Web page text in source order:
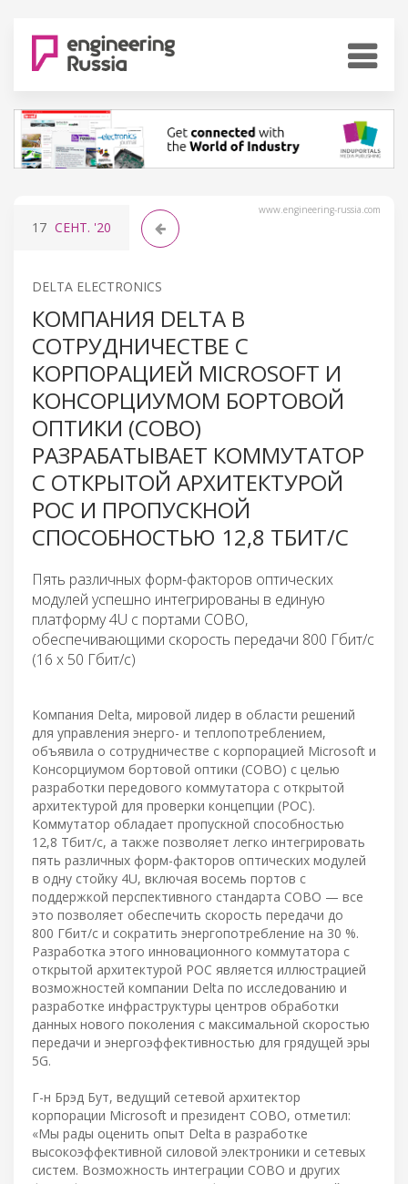
www.engineering-russia.com
17 СЕНТ. '20
DELTA ELECTRONICS
КОМПАНИЯ DELTA В
СОТРУДНИЧЕСТВЕ С
КОРПОРАЦИЕЙ MICROSOFT И
КОНСОРЦИУМОМ БОРТОВОЙ
ОПТИКИ (COBO)
РАЗРАБАТЫВАЕТ КОММУТАТОР
С ОТКРЫТОЙ АРХИТЕКТУРОЙ
POC И ПРОПУСКНОЙ
СПОСОБНОСТЬЮ 12,8 ТБИТ/С
Пять различных форм-факторов оптических
модулей успешно интегрированы в единую
платформу 4U с портами COBO,
обеспечивающими скорость передачи 800 Гбит/с
(16 x 50 Гбит/с)
Компания Delta, мировой лидер в области решений
для управления энерго- и теплопотреблением,
объявила о сотрудничестве с корпорацией Microsoft и
Консорциумом бортовой оптики (COBO) с целью
разработки передового коммутатора с открытой
архитектурой для проверки концепции (POC).
Коммутатор обладает пропускной способностью
12,8 Тбит/с, а также позволяет легко интегрировать
пять различных форм-факторов оптических модулей
в одну стойку 4U, включая восемь портов с
поддержкой перспективного стандарта COBO — все
это позволяет обеспечить скорость передачи до
800 Гбит/с и сократить энергопотребление на 30 %.
Разработка этого инновационного коммутатора с
открытой архитектурой POC является иллюстрацией
возможностей компании Delta по исследованию и
разработке инфраструктуры центров обработки
данных нового поколения с максимальной скоростью
передачи и энергоэффективностью для грядущей эры
5G.
Г-н Брэд Бут, ведущий сетевой архитектор
корпорации Microsoft и президент COBO, отметил:
«Мы рады оценить опыт Delta в разработке
высокоэффективной силовой электроники и сетевых
систем. Возможность интеграции COBO и других